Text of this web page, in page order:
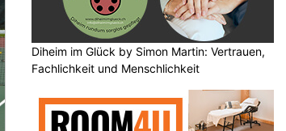
Diheim im Glück by Simon Martin: Vertrauen,
Fachlichkeit und Menschlichkeit